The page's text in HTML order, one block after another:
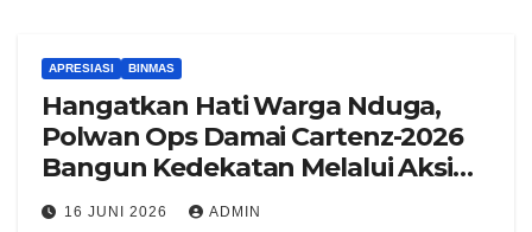
APRESIASI BINMAS
Hangatkan Hati Warga Nduga,
Polwan Ops Damai Cartenz-2026
Bangun Kedekatan Melalui Aksi
Humanis
16 JUNI 2026 ADMIN